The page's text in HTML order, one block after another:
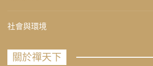
社會與環境
關於禪天下